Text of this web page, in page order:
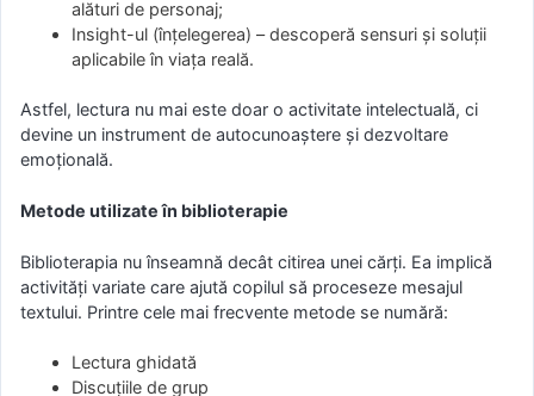
alături de personaj;
Insight-ul (înțelegerea) – descoperă sensuri și soluții
aplicabile în viața reală.
Astfel, lectura nu mai este doar o activitate intelectuală, ci
devine un instrument de autocunoaștere și dezvoltare
emoțională.
Metode utilizate în biblioterapie
Biblioterapia nu înseamnă decât citirea unei cărți. Ea implică
activități variate care ajută copilul să proceseze mesajul
textului. Printre cele mai frecvente metode se numără:
Lectura ghidată
Discuțiile de grup